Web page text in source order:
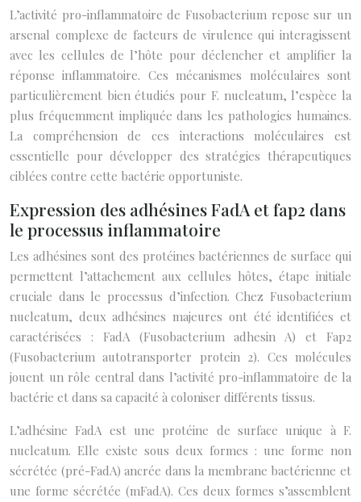
L’activité pro-inflammatoire de Fusobacterium repose sur un
arsenal complexe de facteurs de virulence qui interagissent
avec les cellules de l’hôte pour déclencher et amplifier la
réponse inflammatoire. Ces mécanismes moléculaires sont
particulièrement bien étudiés pour F. nucleatum, l’espèce la
plus fréquemment impliquée dans les pathologies humaines.
La compréhension de ces interactions moléculaires est
essentielle pour développer des stratégies thérapeutiques
ciblées contre cette bactérie opportuniste.
Expression des adhésines FadA et fap2 dans
le processus inflammatoire
Les adhésines sont des protéines bactériennes de surface qui
permettent l’attachement aux cellules hôtes, étape initiale
cruciale dans le processus d’infection. Chez Fusobacterium
nucleatum, deux adhésines majeures ont été identifiées et
caractérisées : FadA (Fusobacterium adhesin A) et Fap2
(Fusobacterium autotransporter protein 2). Ces molécules
jouent un rôle central dans l’activité pro-inflammatoire de la
bactérie et dans sa capacité à coloniser différents tissus.
L’adhésine FadA est une protéine de surface unique à F.
nucleatum. Elle existe sous deux formes : une forme non
sécrétée (pré-FadA) ancrée dans la membrane bactérienne et
une forme sécrétée (mFadA). Ces deux formes s’assemblent